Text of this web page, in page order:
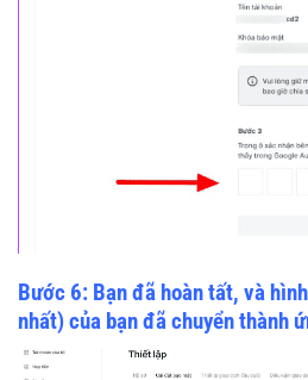
Bước 6: Bạn đã hoàn tất, và
nhất) của bạn đã chuyển thành